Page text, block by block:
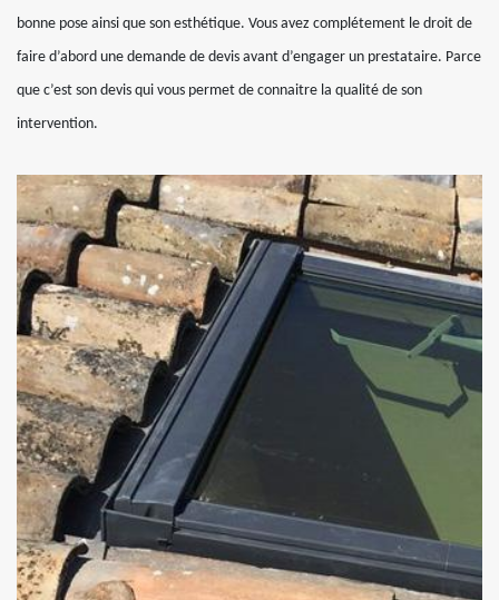
bonne pose ainsi que son esthétique. Vous avez complétement le droit de
faire d’abord une demande de devis avant d’engager un prestataire. Parce
que c’est son devis qui vous permet de connaitre la qualité de son
intervention.